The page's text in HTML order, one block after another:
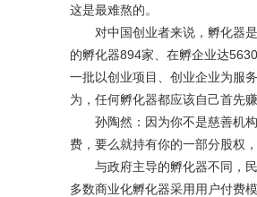
这是最难熬的。
对中国创业者来说，孵化器是
的孵化器894家、在孵企业达
一批以创业项目、创业企业为服
为，任何孵化器都应该自己首先赚
孙陶然：因为你不是慈善机构
费，要么就持有你的一部分股权
与政府主导的孵化器不同，民
多数商业化孵化器采用用户付费